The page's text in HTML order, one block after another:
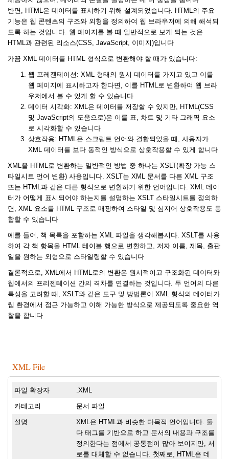
반면, HTML은 데이터를 표시하기 위해 설계되었습니다. HTML의 주요
기능은 웹 콘텐츠의 구조와 외형을 정의하여 웹 브라우저에 의해 해석되
도록 하는 것입니다. 웹 페이지를 볼 때 일반적으로 보게 되는 것은
HTML과 관련된 리소스(CSS, JavaScript, 이미지)입니다
가끔 XML 데이터를 HTML 형식으로 변환해야 할 때가 있습니다:
웹 프레젠테이션: XML 형태의 원시 데이터를 가지고 있고 이를
웹 페이지에 표시하고자 한다면, 이를 HTML로 변환하여 웹 브라
우저에서 볼 수 있게 할 수 있습니다
데이터 시각화: XML은 데이터를 저장할 수 있지만, HTML(CSS
및 JavaScript의 도움으로)은 이를 표, 차트 및 기타 그래픽 요소
로 시각화할 수 있습니다
상호작용: HTML은 스크립트 언어와 결합되었을 때, 사용자가
XML 데이터를 보다 동적인 방식으로 상호작용할 수 있게 합니다
XML을 HTML로 변환하는 일반적인 방법 중 하나는 XSLT(확장 가능 스
타일시트 언어 변환) 사용입니다. XSLT는 XML 문서를 다른 XML 구조
또는 HTML과 같은 다른 형식으로 변환하기 위한 언어입니다. XML 데이
터가 어떻게 표시되어야 하는지를 설명하는 XSLT 스타일시트를 정의하
면, XML 요소를 HTML 구조로 매핑하여 스타일 및 심지어 상호작용도 통
합할 수 있습니다
예를 들어, 책 목록을 포함하는 XML 파일을 생각해봅시다. XSLT를 사용
하여 각 책 항목을 HTML 테이블 행으로 변환하고, 저자 이름, 제목, 출판
일을 원하는 외형으로 스타일링할 수 있습니다
결론적으로, XML에서 HTML로의 변환은 원시적이고 구조화된 데이터와
웹에서의 프리젠테이션 간의 격차를 연결하는 것입니다. 두 언어의 다른
특성을 고려할 때, XSLT와 같은 도구 및 방법론이 XML 형식의 데이터가
웹 환경에서 접근 가능하고 이해 가능한 방식으로 제공되도록 중요한 역
할을 합니다
XML File
파일 확장자 .XML
카테고리 문서 파일
설명
XML은 HTML과 비슷한 다목적 언어입니다. 둘
다 태그를 기반으로 하고 문서의 내용과 구조를
정의한다는 점에서 공통점이 많아 보이지만, 서
로를 대체할 수 없습니다. 첫째로, HTML은 데